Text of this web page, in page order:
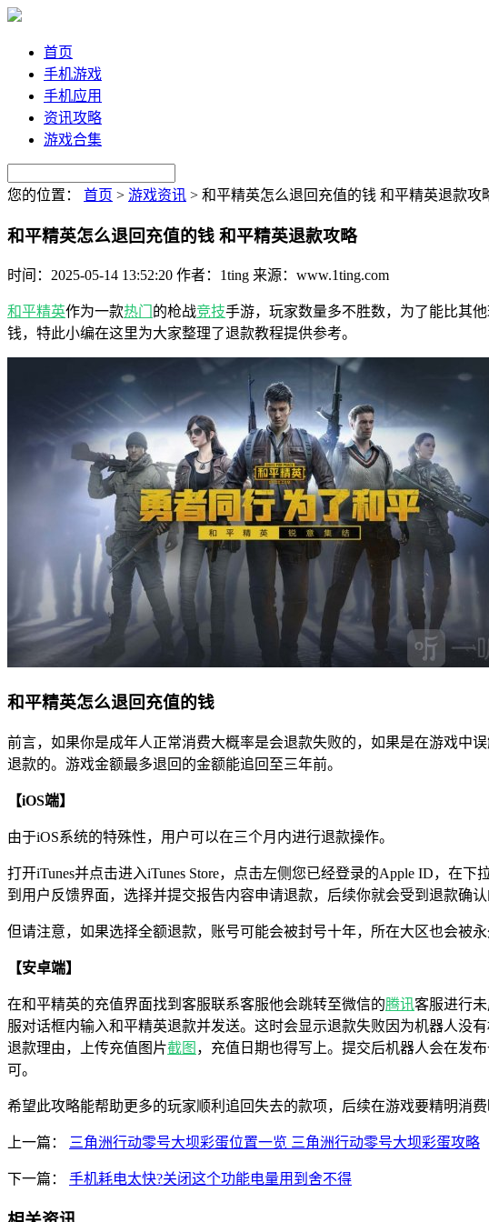
首页
手机游戏
手机应用
资讯攻略
游戏合集
您的位置： 首页 > 游戏资讯 > 和平精英怎么退回充值的钱 和平精英退款攻
和平精英怎么退回充值的钱 和平精英退款攻略
时间：2025-05-14 13:52:20 作者：1ting 来源：www.1ting.com
和平精英作为一款热门 的枪战竞技手游，玩家数量多不胜数，为了能比其
钱，特此小编在这里为大家整理了退款教程提供参考。
和平精英怎么退回充值的钱
前言，如果你是成年人正常消费大概率是会退款失败的，如果是在游戏中
退款的。游戏金额最多退回的金额能追回至三年前。
【iOS端】
由于iOS系统的特殊性，用户可以在三个月内进行退款操作。
打开iTunes并点击进入iTunes Store，点击左侧您已经登录的Apple ID，在
到用户反馈界面，选择并提交报告内容申请退款，后续你就会受到退款确
但请注意，如果选择全额退款，账号可能会被封号十年，所在大区也会被
【安卓端】
在和平精英的充值界面找到客服联系客服他会跳转至微信的腾讯客服进行
服对话框内输入和平精英退款并发送。这时会显示退款失败因为机器人没
退款理由，上传充值图片截图 ，充值日期也得写上。提交后机器人会在发
可。
希望此攻略能帮助更多的玩家顺利追回失去的款项，后续在游戏要精明消费
上一篇： 三角洲行动零号大坝彩蛋位置一览 三角洲行动零号大坝彩蛋攻略
下一篇： 手机耗电太快?关闭这个功能电量用到舍不得